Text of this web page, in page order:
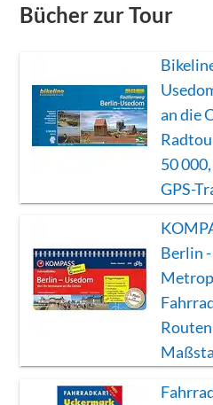
Bücher zur Tour
an die
50
GPS-
Berlin